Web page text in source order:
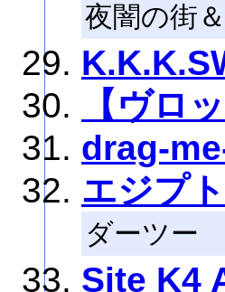
夜闇の街
【ヴロ
drag-
エジプ
ダーツー
Site K4